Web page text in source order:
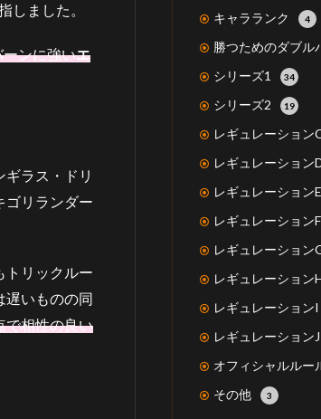
しました。
ンに強いエ
ラス・ドリ
ゴリランダー
トリックルー
遅いものの同
で相性の良い
キャラランク 4
勝つためのダブル
シリーズ1 34
シリーズ2 19
レギュレーション
レギュレーション
レギュレーションE
レギュレーションF
レギュレーション
レギュレーション
レギュレーションI
レギュレーションJ
オフィシャルルー
その他 3